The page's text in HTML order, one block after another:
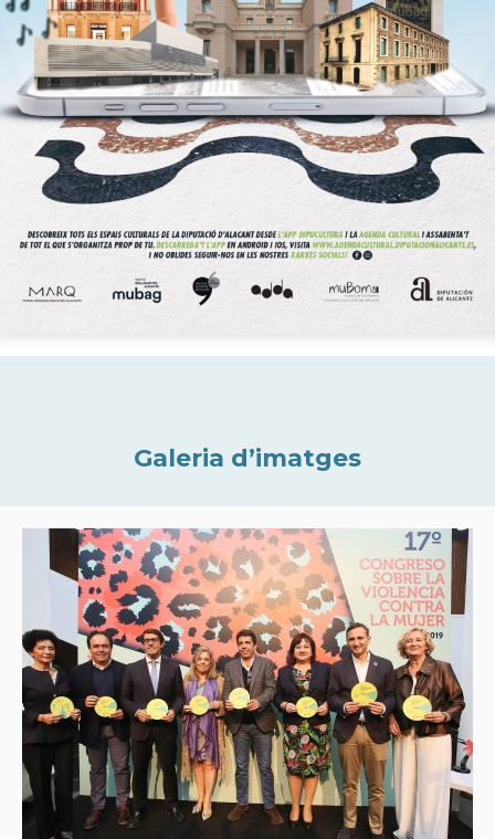
Galeria d’imatges